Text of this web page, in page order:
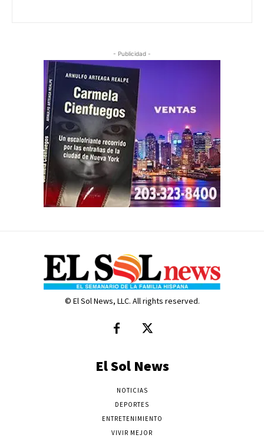
- Publicidad -
© El Sol News, LLC. All rights reserved.
El Sol News
NOTICIAS
DEPORTES
ENTRETENIMIENTO
VIVIR MEJOR